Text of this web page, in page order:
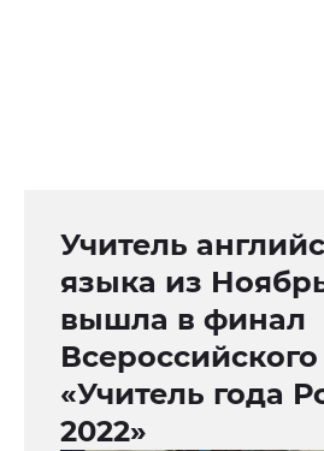
Учитель
языка из
вышла в финал
«Учитель года
2022»